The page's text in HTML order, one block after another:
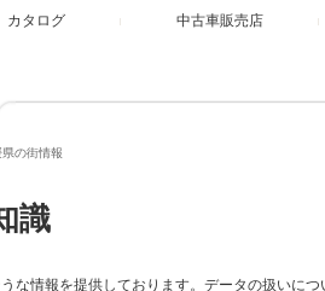
カタログ 中古車販売店
県の街情報
識
な情報を提供しております。データの扱いにつ